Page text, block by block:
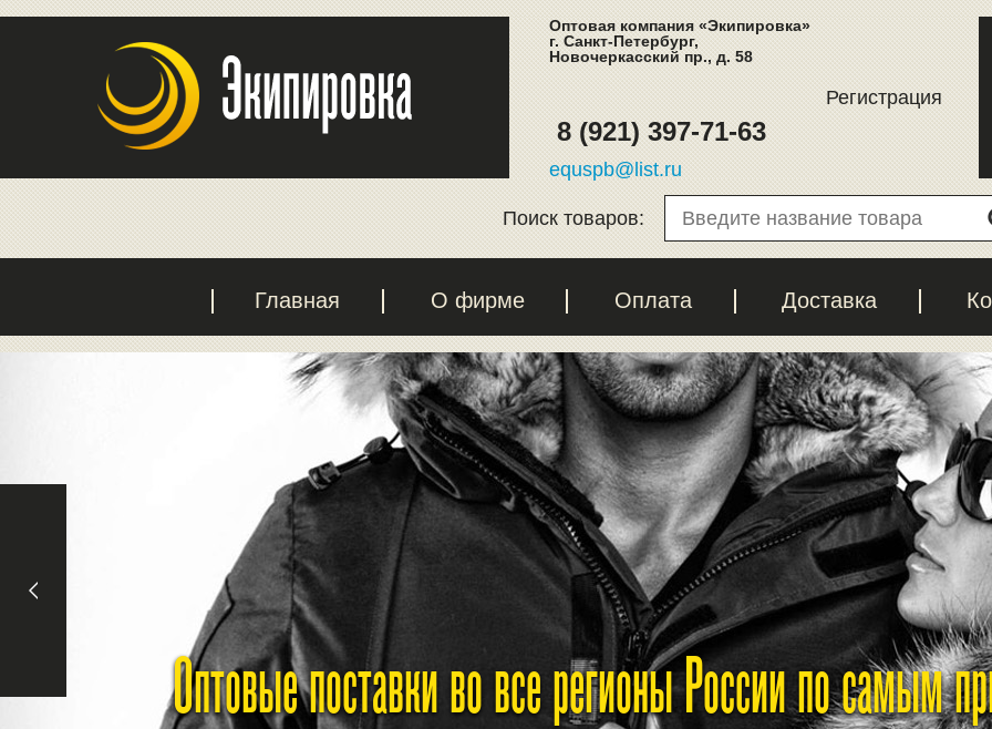
Оптовая компания «Экипировка»
г. Санкт-Петербург,
Новочеркасский пр., д. 58
8 (921) 397-71-63
equspb@list.ru
Регистрация
Поиск товаров:
Главная О фирме Оплата Доставка
Оптовые поставки во все регионы России по самым